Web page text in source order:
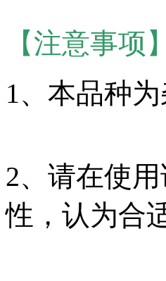
【注意事项】
1、本品种
2、请在使
性，认为合